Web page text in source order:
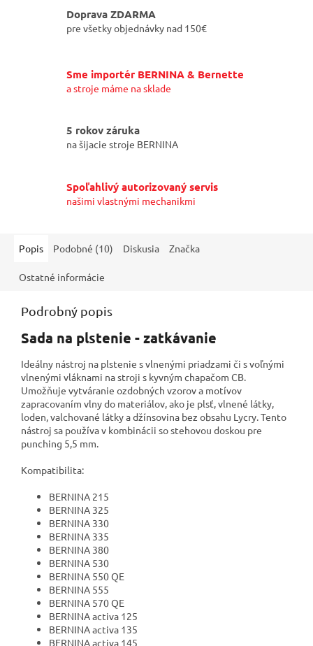
Doprava ZDARMA
pre všetky objednávky nad 150€
Sme importér BERNINA & Bernette
a stroje máme na sklade
5 rokov záruka
na šijacie stroje BERNINA
Spoľahlivý autorizovaný servis
našimi vlastnými mechanikmi
Popis Podobné (10) Diskusia Značka
Ostatné informácie
Podrobný popis
Sada na plstenie - zatkávanie
Ideálny nástroj na plstenie s vlnenými priadzami či s voľnými
vlnenými vláknami na stroji s kyvným chapačom CB.
Umožňuje vytváranie ozdobných vzorov a motívov
zapracovaním vlny do materiálov, ako je plsť, vlnené látky,
loden, valchované látky a džínsovina bez obsahu Lycry. Tento
nástroj sa používa v kombinácii so stehovou doskou pre
punching 5,5 mm.
Kompatibilita:
BERNINA 215
BERNINA 325
BERNINA 330
BERNINA 335
BERNINA 380
BERNINA 530
BERNINA 550 QE
BERNINA 555
BERNINA 570 QE
BERNINA activa 125
BERNINA activa 135
BERNINA activa 145